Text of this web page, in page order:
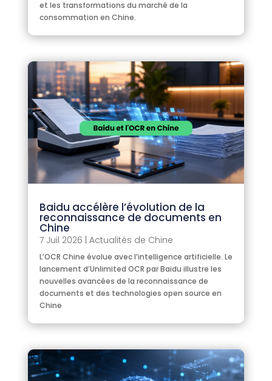
et les transformations du marché de la
consommation en Chine.
Baidu accélère l’évolution de la
reconnaissance de documents en
Chine
7 Juil 2026 | Actualités de Chine
L’OCR Chine évolue avec l’intelligence artificielle. Le
lancement d’Unlimited OCR par Baidu illustre les
nouvelles avancées de la reconnaissance de
documents et des technologies open source en
Chine